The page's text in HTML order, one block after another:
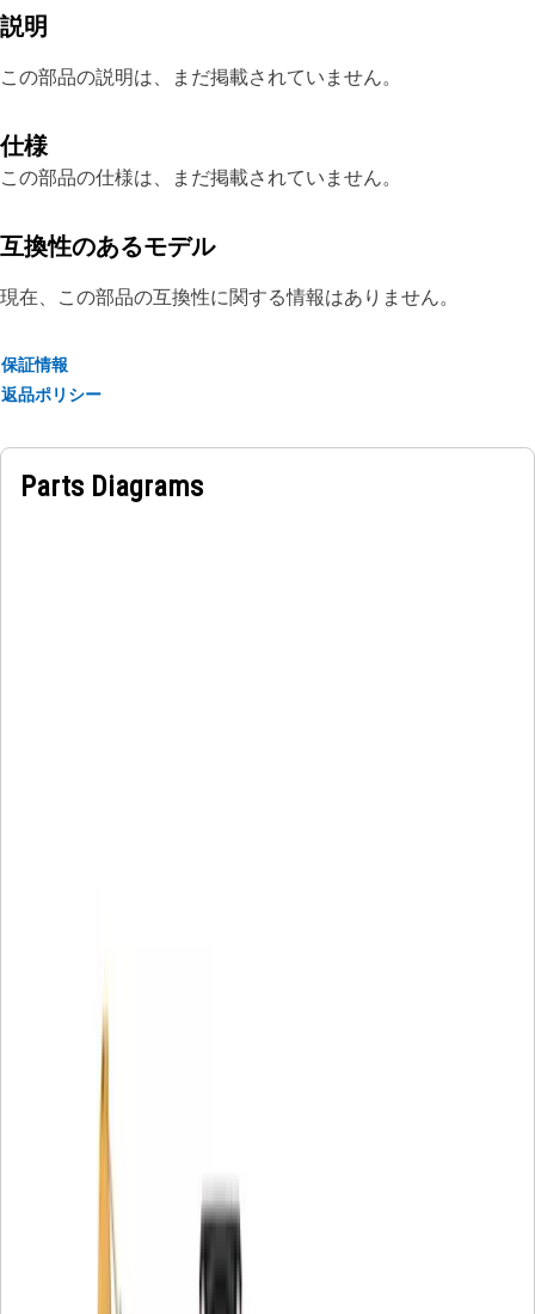
説明
この部品の説明は、まだ掲載されていません。
仕様
この部品の仕様は、まだ掲載されていません。
互換性のあるモデル
現在、この部品の互換性に関する情報はありません。
保証情報
返品ポリシー
Parts Diagrams